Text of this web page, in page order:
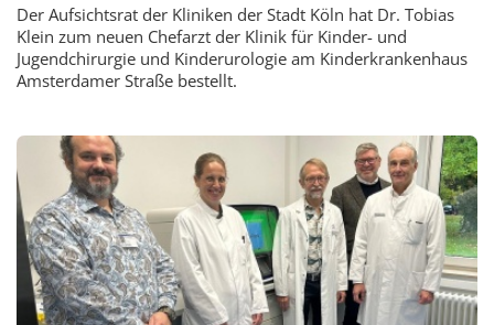
Der Aufsichtsrat der Kliniken der Stadt Köln hat Dr. Tobias
Klein zum neuen Chefarzt der Klinik für Kinder- und
Jugendchirurgie und Kinderurologie am Kinderkrankenhaus
Amsterdamer Straße bestellt.